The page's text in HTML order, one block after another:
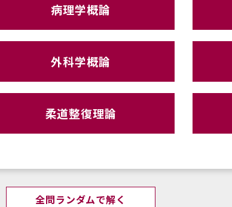
病理学概論
外科学概論
柔道整復理論
全問ランダムで解く